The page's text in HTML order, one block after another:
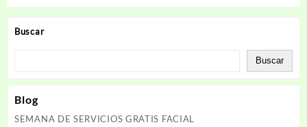
Buscar
Buscar
Blog
SEMANA DE SERVICIOS GRATIS FACIAL